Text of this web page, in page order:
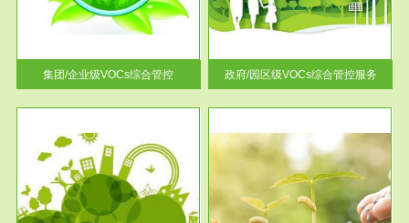
集团/企业级VOCs综合管控
根据《石化行业挥发性有机物综
合整治方案》文件要求，到2017
年，全...
政府/园区级VOCs综合管控服务
服务范围
土壤修复